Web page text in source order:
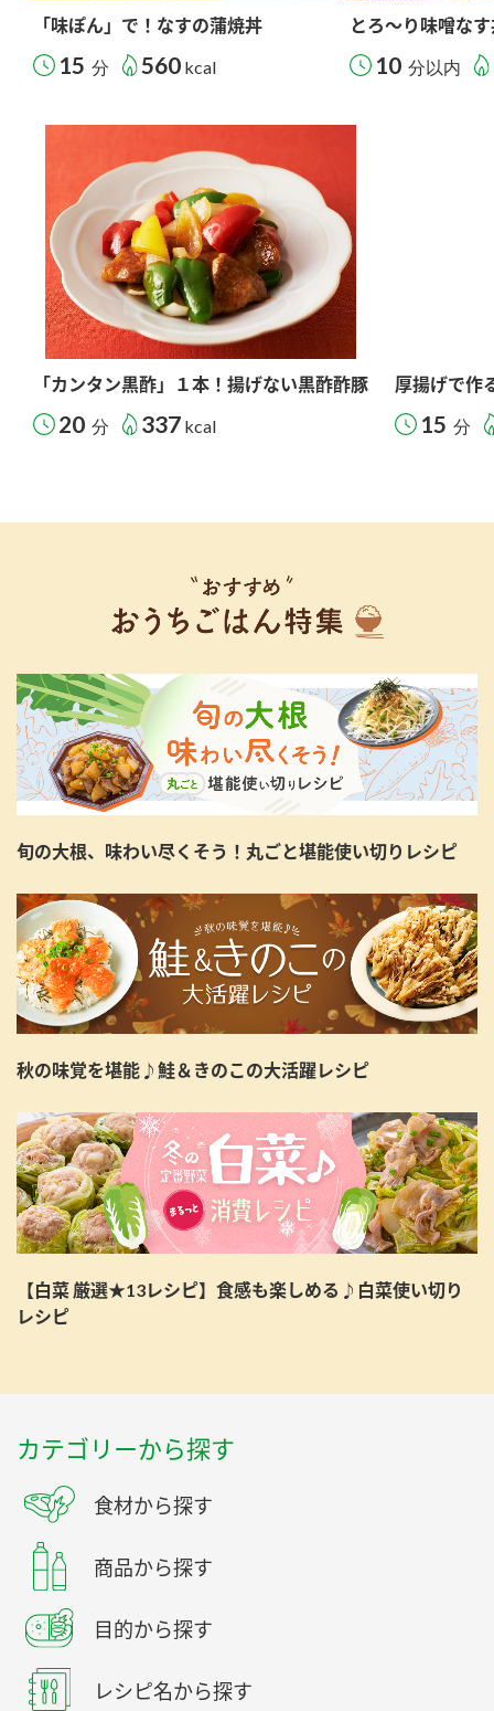
「味ぽん」で！なすの蒲焼丼
15 分 560 kcal
とろ～り味噌な
10 分以内
「カンタン黒酢」１本！揚げない黒酢酢豚
20 分 337 kcal
厚揚げで作
15 分
旬の大根、味わい尽くそう！丸ごと堪能使い切りレシピ
秋の味覚を堪能♪鮭＆きのこの大活躍レシピ
【白菜 厳選★13レシピ】食感も楽しめる♪白菜使い切り
レシピ
カテゴリーから探す
食材から探す
商品から探す
目的から探す
レシピ名から探す